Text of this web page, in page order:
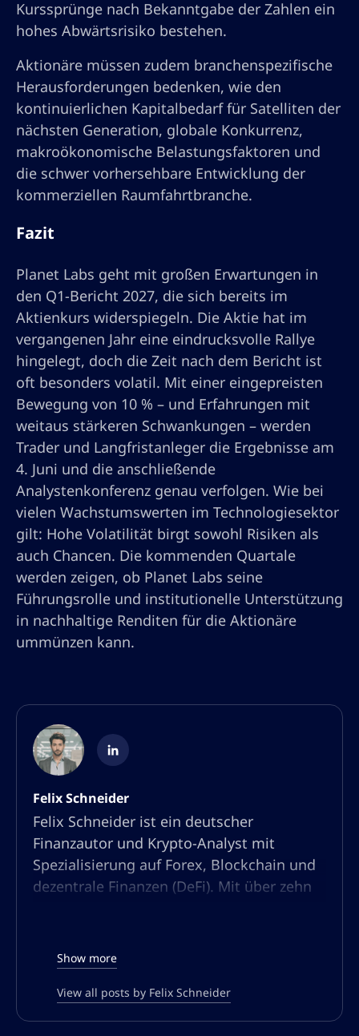
Kurssprünge nach Bekanntgabe der Zahlen ein
hohes Abwärtsrisiko bestehen.
Aktionäre müssen zudem branchenspezifische
Herausforderungen bedenken, wie den
kontinuierlichen Kapitalbedarf für Satelliten der
nächsten Generation, globale Konkurrenz,
makroökonomische Belastungsfaktoren und
die schwer vorhersehbare Entwicklung der
kommerziellen Raumfahrtbranche.
Fazit
Planet Labs geht mit großen Erwartungen in
den Q1-Bericht 2027, die sich bereits im
Aktienkurs widerspiegeln. Die Aktie hat im
vergangenen Jahr eine eindrucksvolle Rallye
hingelegt, doch die Zeit nach dem Bericht ist
oft besonders volatil. Mit einer eingepreisten
Bewegung von 10 % – und Erfahrungen mit
weitaus stärkeren Schwankungen – werden
Trader und Langfristanleger die Ergebnisse am
4. Juni und die anschließende
Analystenkonferenz genau verfolgen. Wie bei
vielen Wachstumswerten im Technologiesektor
gilt: Hohe Volatilität birgt sowohl Risiken als
auch Chancen. Die kommenden Quartale
werden zeigen, ob Planet Labs seine
Führungsrolle und institutionelle Unterstützung
in nachhaltige Renditen für die Aktionäre
ummünzen kann.
Felix Schneider
Felix Schneider ist ein deutscher
Finanzautor und Krypto-Analyst mit
Spezialisierung auf Forex, Blockchain und
dezentrale Finanzen (DeFi). Mit über zehn
anerkannter Experte in der Trading- und
Krypto-Community etabliert.
Seine Stärke liegt darin, komplexe
Show more
View all posts by Felix Schneider